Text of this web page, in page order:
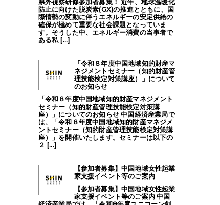
県外視察研修参加者募集！ 近年、地球温暖化
防止に向けた脱炭素(GX)の推進とともに、国
際情勢の変動に伴うエネルギーの安定供給の
確保が極めて重要な社会課題となっていま
す。そうした中、エネルギー消費の当事者で
ある私 [...]
「令和８年度中国地域知的財産マ
ネジメントセミナー（知的財産管
理技能検定対策講座）」について
のお知らせ
「令和８年度中国地域知的財産マネジメント
セミナー（知的財産管理技能検定対策講
座）」についてのお知らせ 中国経済産業局で
は、「令和８年度中国地域知的財産マネジメ
ントセミナー（知的財産管理技能検定対策講
座）」を開催いたします。セミナーは以下の
２ [...]
【参加者募集】中国地域女性起業
家支援イベント等のご案内
【参加者募集】中国地域女性起業
家支援イベント等のご案内 中国